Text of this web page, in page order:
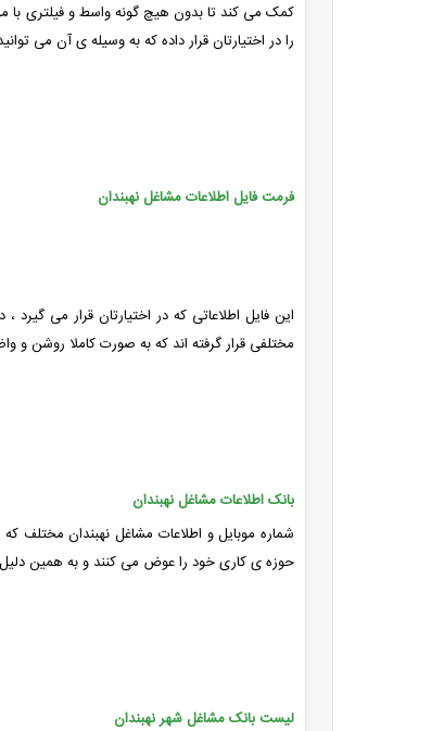
کمک می کند تا بدون هیچ گونه واسط و فیلتری با
را در اختیارتان قرار داده که به وسیله ی آن می
فرمت فایل اطلاعات مشاغل نهبندان
این فایل اطلاعاتی که در اختیارتان قرار می
مختلفی قرار گرفته اند که به صورت کاملا روشن و
بانک اطلاعات مشاغل نهبندان
شماره موبایل و اطلاعات مشاغل نهبندان مختلف که
حوزه ی کاری خود را عوض می کنند و به همین دلیل است که اینجا
لیست بانک مشاغل شهر نهبندان